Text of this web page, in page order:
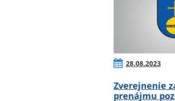
28.08.2023
Zverejnenie
prenájmu